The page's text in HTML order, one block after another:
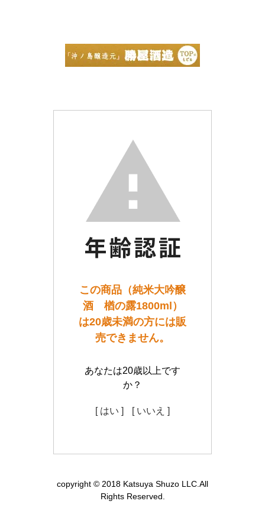
この商品（純米大吟醸
酒 楢の露1800ml）
は20歳未満の方には販
売できません。
あなたは20歳以上です
か？
[ はい ] [ いいえ ]
copyright © 2018 Katsuya Shuzo LLC.All
Rights Reserved.